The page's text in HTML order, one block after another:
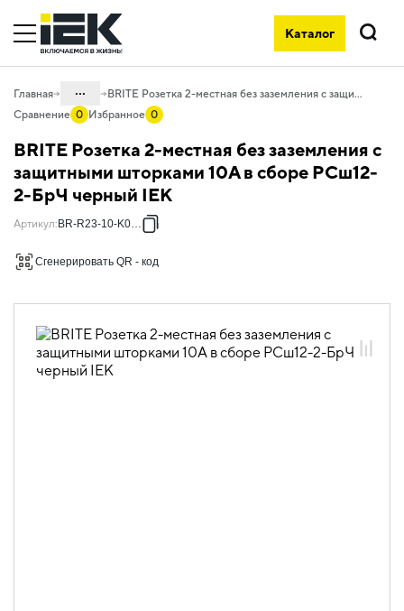
Каталог
Поиск
Главная ...
06. Изделия электроустановочные,
удлинители и силовые разъемы
изделия скрытого монтажа BRITE
BRITE Розетка 2-местная без заземления с защитными шторками 10А в сборе РСш12-2-БрЧ черный IEK
Сравнение 0 Избранное 0
BRITE Розетка 2-местная без заземления с
защитными шторками 10А в сборе РСш12-
2-БрЧ черный IEK
Артикул: BR-R23-10-K02-F
Сгенерировать QR - код